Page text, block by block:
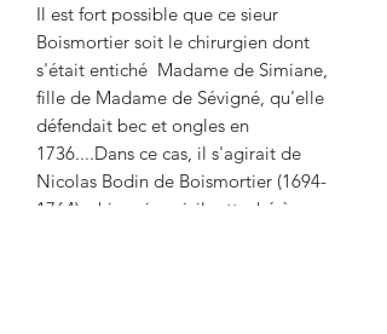
Il est fort possible que ce sieur
Boismortier soit le chirurgien dont
s'était entiché Madame de Simiane,
fille de Madame de Sévigné, qu'elle
défendait bec et ongles en
1736....Dans ce cas, il s'agirait de
Nicolas Bodin de Boismortier (1694-
1764), chirurgien civil rattaché à